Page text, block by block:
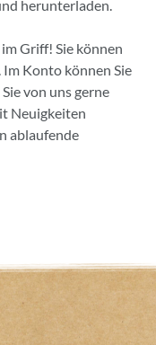
herunterladen.
Griff! Sie können
Konto können Sie
von uns gerne
Neuigkeiten
ablaufende